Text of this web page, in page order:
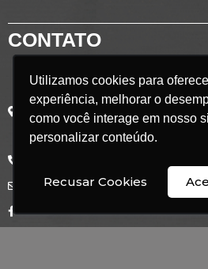
Utilizamos cookies para
experiência, melhorar o
como você interage em nosso
personalizar conteúdo.
Recusar Cookies
Utilizamos cookies para
experiência, melhorar o
como você interage em nosso
personalizar conteúdo.
Recusar Cookies
CONTATO
Avenida Renato Azeredo, 435
Ribeirão das Neves - MG
Brasil
CEP: 33.880.302
comercial@doimobrasil.com.br